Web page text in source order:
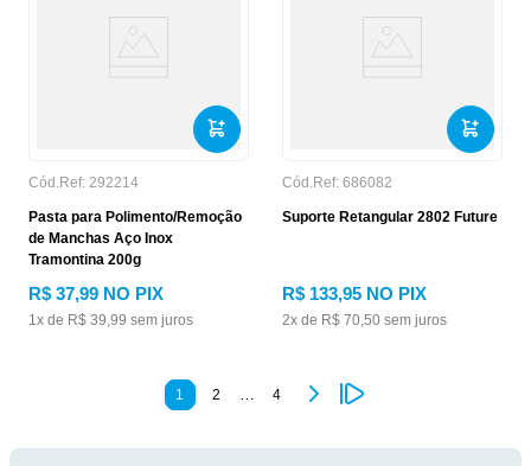
Cód.Ref: 292214
Pasta para Polimento/Remoção
de Manchas Aço Inox
Tramontina 200g
R$ 37,99 NO PIX
1x de R$ 39,99 sem juros
Cód.Ref: 686082
Suporte Retangular 2802 Future
R$ 133,95 NO PIX
2x de R$ 70,50 sem juros
1 2 … 4